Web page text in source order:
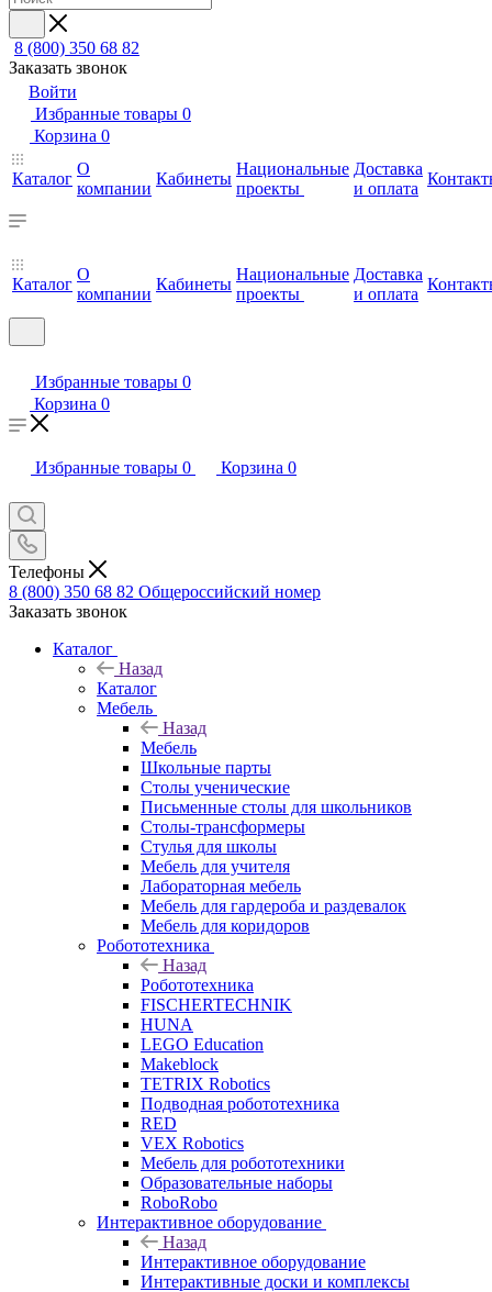
8 (800) 350 68 82
Заказать звонок
Войти
Избранные товары 0
Корзина 0
Каталог
О
компании
Кабинеты
Национальные
проекты
Доставка
и оплата
Каталог
О
компании
Кабинеты
Национальные
проекты
Доставка
и оплата
Избранные товары 0
Корзина 0
Избранные товары 0 Корзина 0
Телефоны
8 (800) 350 68 82 Общероссийский номер
Заказать звонок
Каталог
Назад
Каталог
Мебель
Назад
Мебель
Школьные парты
Столы ученические
Письменные столы для школьников
Столы-трансформеры
Стулья для школы
Мебель для учителя
Лабораторная мебель
Мебель для гардероба и раздевалок
Мебель для коридоров
Робототехника
Назад
Робототехника
FISCHERTECHNIK
HUNA
LEGO Education
Makeblock
TETRIX Robotics
Подводная робототехника
RED
VEX Robotics
Мебель для робототехники
Образовательные наборы
RoboRobo
Интерактивное оборудование
Назад
Интерактивное оборудование
Интерактивные доски и комплексы